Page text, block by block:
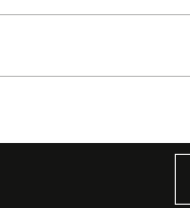
Dijual